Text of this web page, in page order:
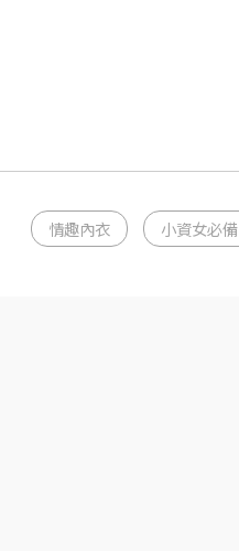
情趣內衣 小資女必備